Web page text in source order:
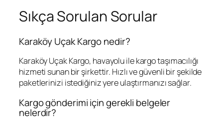
Sıkça Sorulan Sorular
Karaköy Uçak Kargo nedir?
Karaköy Uçak Kargo, havayolu ile kargo taşımacılığı
hizmeti sunan bir şirkettir. Hızlı ve güvenli bir şekilde
paketlerinizi istediğiniz yere ulaştırmanızı sağlar.
Kargo gönderimi için gerekli belgeler
nelerdir?